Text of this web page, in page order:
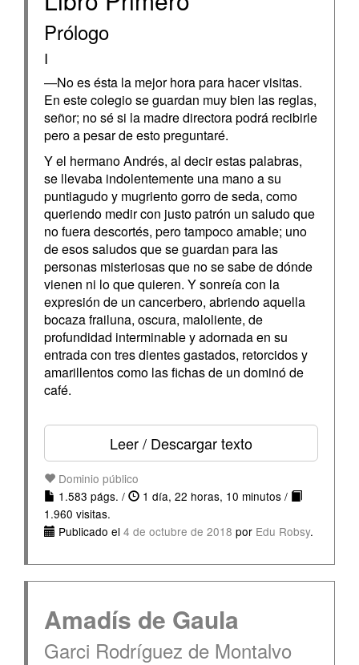
Prólogo
I
—No es ésta la mejor hora para hacer visitas.
En este colegio se guardan muy bien las reglas,
señor; no sé si la madre directora podrá recibirle
pero a pesar de esto preguntaré.
Y el hermano Andrés, al decir estas palabras,
se llevaba indolentemente una mano a su
puntiagudo y mugriento gorro de seda, como
queriendo medir con justo patrón un saludo que
no fuera descortés, pero tampoco amable; uno
de esos saludos que se guardan para las
personas misteriosas que no se sabe de dónde
vienen ni lo que quieren. Y sonreía con la
expresión de un cancerbero, abriendo aquella
bocaza frailuna, oscura, maloliente, de
profundidad interminable y adornada en su
entrada con tres dientes gastados, retorcidos y
amarillentos como las fichas de un dominó de
café.
Leer / Descargar texto
Dominio público
1.583 págs. /
1 día, 22 horas, 10 minutos /
1.960 visitas.
Publicado el 4 de octubre de 2018 por Edu Robsy.
Amadís de Gaula
Garci Rodríguez de Montalvo